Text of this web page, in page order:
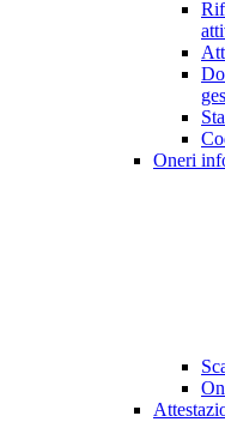
Oneri